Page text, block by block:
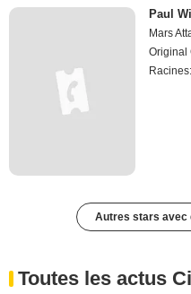
Paul
Mars
Original
Autres stars avec
Toutes les actus